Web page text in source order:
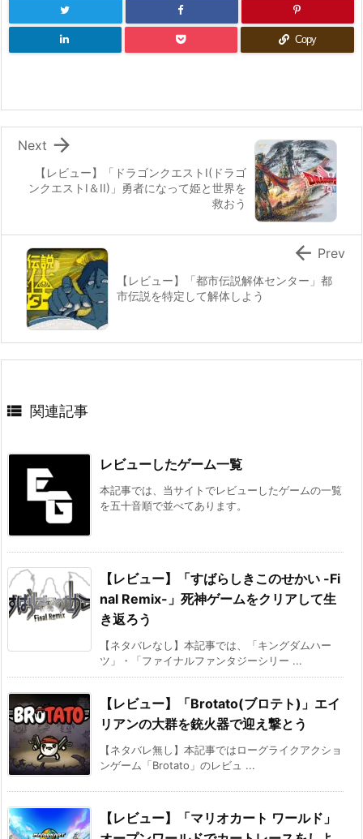
Copy
【レビュー】「ドラゴンクエストI(ドラゴ
ンクエストI＆II)」勇者になって姫と世界を
救おう

Next
【レビュー】「都市伝説解体センター」都
市伝説を特定して解体しよう
 Prev
 関連記事
レビューしたゲーム一覧
本記事では、当サイトでレビューしたゲームの一覧
を五十音順で並べてあります。
【レビュー】「すばらしきこのせかい -Fi
nal Remix-」死神ゲームをクリアして生
き返ろう
【ネタバレなし】本記事では、「キングダムハー
ツ」・「ファイナルファンタジーシリー ...
【レビュー】「Brotato(ブロテト)」エイ
リアンの大群を銃火器で迎え撃とう
【ネタバレ無し】本記事ではローグライクアクショ
ンゲーム「Brotato」のレビュ ...
【レビュー】「マリオカート ワールド」